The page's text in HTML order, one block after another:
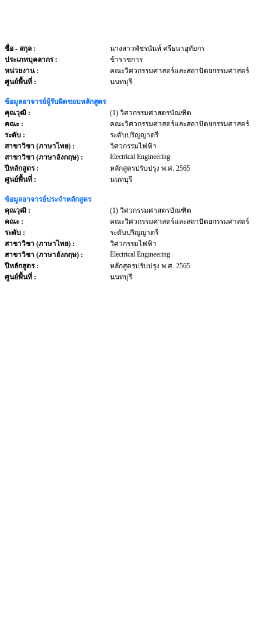
ชื่อ - สกุล :
นางสาวพัชรนันท์ ศรีธนาอุทัยกร
ประเภทบุคลากร :
ข้าราชการ
หน่วยงาน :
คณะวิศวกรรมศาสตร์และสถาปัตยกรรมศาสตร์
ศูนย์พื้นที่ :
นนทบุรี
ข้อมูลอาจารย์ผู้รับผิดชอบหลักสูตร
คุณวุฒิ :
(1) วิศวกรรมศาสตรบัณฑิต
คณะ :
คณะวิศวกรรมศาสตร์และสถาปัตยกรรมศาสตร์
ระดับ :
ระดับปริญญาตรี
สาขาวิชา (ภาษาไทย) :
วิศวกรรมไฟฟ้า
สาขาวิชา (ภาษาอังกฤษ) :
Electrical Engineering
ปีหลักสูตร :
หลักสูตรปรับปรุง พ.ศ. 2565
ศูนย์พื้นที่ :
นนทบุรี
ข้อมูลอาจารย์ประจำหลักสูตร
คุณวุฒิ :
(1) วิศวกรรมศาสตรบัณฑิต
คณะ :
คณะวิศวกรรมศาสตร์และสถาปัตยกรรมศาสตร์
ระดับ :
ระดับปริญญาตรี
สาขาวิชา (ภาษาไทย) :
วิศวกรรมไฟฟ้า
สาขาวิชา (ภาษาอังกฤษ) :
Electrical Engineering
ปีหลักสูตร :
หลักสูตรปรับปรุง พ.ศ. 2565
ศูนย์พื้นที่ :
นนทบุรี